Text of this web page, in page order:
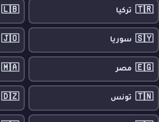
🇹🇷 تركيا 🇱🇧
🇸🇾 سوريا 🇯🇴
🇪🇬 مصر 🇲🇦
🇹🇳 تونس 🇩🇿